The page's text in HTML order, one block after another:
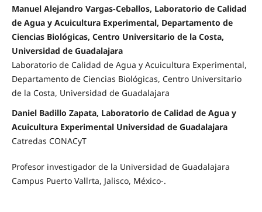
Manuel Alejandro Vargas-Ceballos, Laboratorio de Calidad
de Agua y Acuicultura Experimental, Departamento de
Ciencias Biológicas, Centro Universitario de la Costa,
Universidad de Guadalajara
Laboratorio de Calidad de Agua y Acuicultura Experimental,
Departamento de Ciencias Biológicas, Centro Universitario
de la Costa, Universidad de Guadalajara
Daniel Badillo Zapata, Laboratorio de Calidad de Agua y
Acuicultura Experimental Universidad de Guadalajara
Catredas CONACyT
Profesor investigador de la Universidad de Guadalajara
Campus Puerto Vallrta, Jalisco, México-.